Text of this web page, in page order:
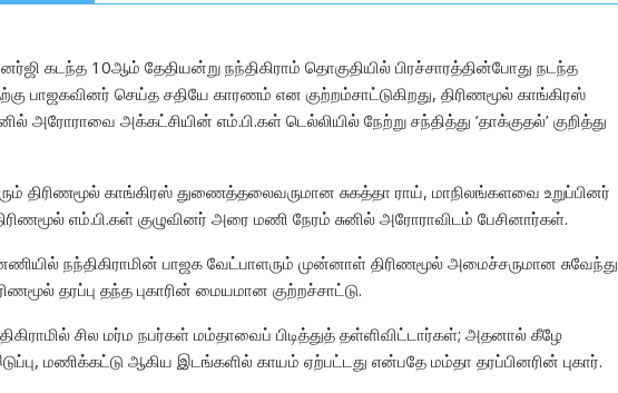
கடந்த 10ஆம் தேதியன்று நந்திகிராம் தொகுதியில் பிரச்சாரத்தின்போது நடந்த
பாஜகவினர் செய்த சதியே காரணம் என குற்றம்சாட்டுகிறது, திரிணமூல் காங்கிரஸ்
அக்கட்சியின் எம்.பி.கள் டெல்லியில் நேற்று சந்தித்து ’தாக்குதல்’ குறித்து
திரிணமூல் காங்கிரஸ் துணைத்தலைவருமான சுகத்தா ராய், மாநிலங்களவை உறுப்பினர்
எம்.பி.கள் குழுவினர் அரை மணி நேரம் சுனில் அரோராவிடம் பேசினார்கள்.
நந்திகிராமின் பாஜக வேட்பாளரும் முன்னாள் திரிணமூல் அமைச்சருமான சுவேந்து
தரப்பு தந்த புகாரின் மையமான குற்றச்சாட்டு.
சில மர்ம நபர்கள் மம்தாவைப் பிடித்துத் தள்ளிவிட்டார்கள்; அதனால் கீழே
மணிக்கட்டு ஆகிய இடங்களில் காயம் ஏற்பட்டது என்பதே மம்தா தரப்பினரின் புகார்.